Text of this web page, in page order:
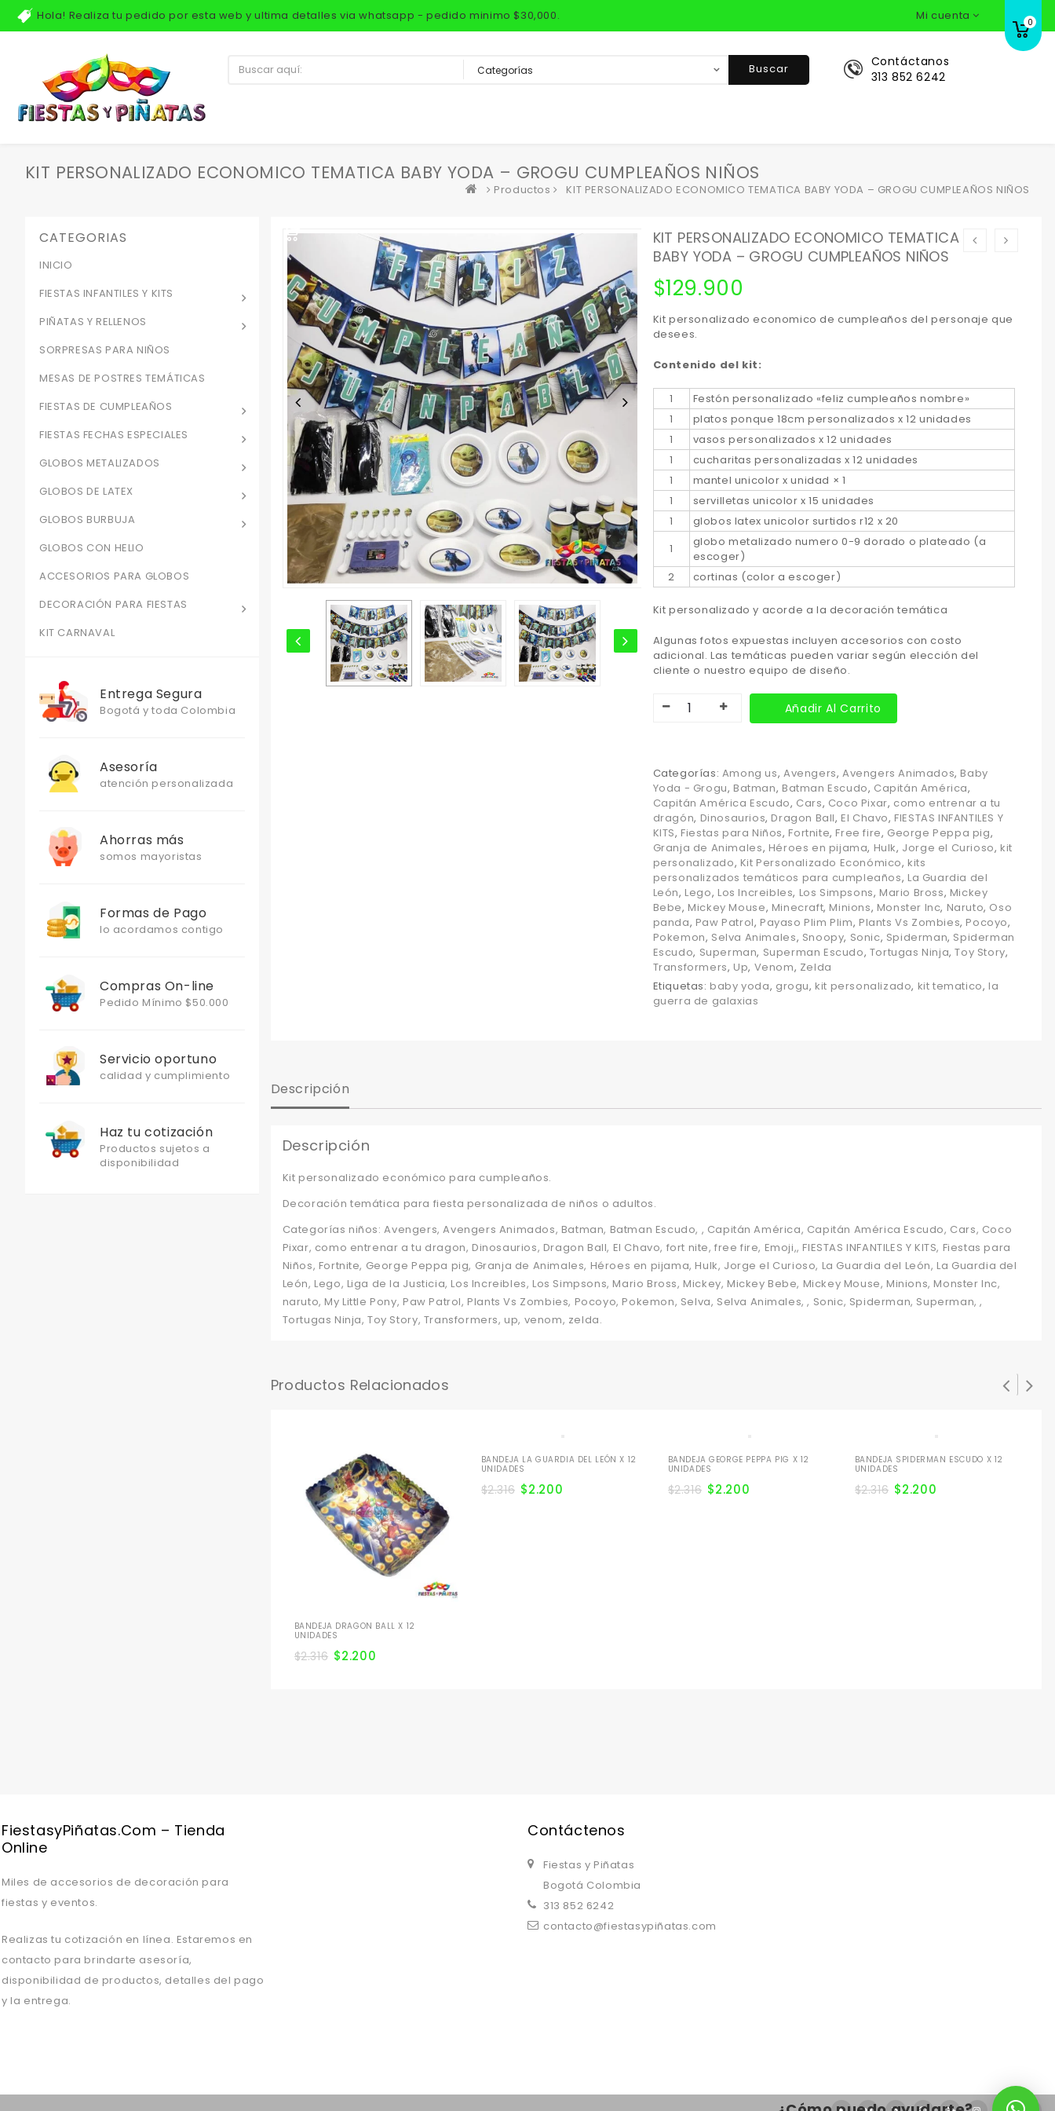
Hola! Realiza tu pedido por esta web y ultima detalles via whatsapp - pedido minimo $30,000. Mi cuenta 0
Contáctanos
313 852 6242
Buscar
KIT PERSONALIZADO ECONOMICO TEMATICA BABY YODA – GROGU CUMPLEAÑOS NIÑOS
Productos KIT PERSONALIZADO ECONOMICO TEMATICA BABY YODA – GROGU CUMPLEAÑOS NIÑOS
KIT PERSONALIZADO ECONOMICO TEMATICA
BABY YODA – GROGU CUMPLEAÑOS NIÑOS
$129.900
Kit personalizado economico de cumpleaños del personaje que
desees.
Contenido del kit:
1
Festón personalizado «feliz cumpleaños nombre»
1
platos ponque 18cm personalizados x 12 unidades
1
vasos personalizados x 12 unidades
1
cucharitas personalizadas x 12 unidades
1
mantel unicolor x unidad × 1
1
servilletas unicolor x 15 unidades
1
globos latex unicolor surtidos r12 x 20
1
globo metalizado numero 0-9 dorado o plateado (a
escoger)
2
cortinas (color a escoger)
Kit personalizado y acorde a la decoración temática
Algunas fotos expuestas incluyen accesorios con costo
adicional. Las temáticas pueden variar según elección del
cliente o nuestro equipo de diseño.
Añadir Al Carrito
Categorías: Among us, Avengers, Avengers Animados, Baby
Yoda - Grogu, Batman, Batman Escudo, Capitán América,
Capitán América Escudo, Cars, Coco Pixar, como entrenar a tu
dragón, Dinosaurios, Dragon Ball, El Chavo, FIESTAS INFANTILES Y
KITS, Fiestas para Niños, Fortnite, Free fire, George Peppa pig,
Granja de Animales, Héroes en pijama, Hulk, Jorge el Curioso, kit
personalizado, Kit Personalizado Económico, kits
personalizados temáticos para cumpleaños, La Guardia del
León, Lego, Los Increibles, Los Simpsons, Mario Bross, Mickey
Bebe, Mickey Mouse, Minecraft, Minions, Monster Inc, Naruto, Oso
panda, Paw Patrol, Payaso Plim Plim, Plants Vs Zombies, Pocoyo,
Pokemon, Selva Animales, Snoopy, Sonic, Spiderman, Spiderman
Escudo, Superman, Superman Escudo, Tortugas Ninja,Toy Story,
Transformers, Up, Venom, Zelda
Etiquetas: baby yoda, grogu, kit personalizado, kit tematico, la
guerra de galaxias
Descripción
Descripción
Kit personalizado económico para cumpleaños.
Decoración temática para fiesta personalizada de niños o adultos.
Categorías niños: Avengers, Avengers Animados, Batman, Batman Escudo, , Capitán América, Capitán América Escudo, Cars, Coco
Pixar, como entrenar a tu dragon, Dinosaurios, Dragon Ball, El Chavo, fort nite, free fire, Emoji,, FIESTAS INFANTILES Y KITS, Fiestas para
Niños, Fortnite, George Peppa pig, Granja de Animales, Héroes en pijama, Hulk, Jorge el Curioso, La Guardia del León, La Guardia del
León, Lego, Liga de la Justicia, Los Increibles, Los Simpsons, Mario Bross, Mickey, Mickey Bebe, Mickey Mouse, Minions, Monster Inc,
naruto, My Little Pony, Paw Patrol, Plants Vs Zombies, Pocoyo, Pokemon, Selva, Selva Animales, , Sonic, Spiderman, Superman, ,
Tortugas Ninja, Toy Story, Transformers, up, venom, zelda.
Productos Relacionados
BANDEJA DRAGON BALL X 12
UNIDADES
$2.316 $2.200
BANDEJA LA GUARDIA DEL LEÓN X 12
UNIDADES
$2.316 $2.200
BANDEJA GEORGE PEPPA PIG X 12
UNIDADES
$2.316 $2.200
BANDEJA SPIDERMAN ESCUDO X 12
UNIDADES
$2.316 $2.200
CATEGORIAS
INICIO
FIESTAS INFANTILES Y KITS
PIÑATAS Y RELLENOS
SORPRESAS PARA NIÑOS
MESAS DE POSTRES TEMÁTICAS
FIESTAS DE CUMPLEAÑOS
FIESTAS FECHAS ESPECIALES
GLOBOS METALIZADOS
GLOBOS DE LATEX
GLOBOS BURBUJA
GLOBOS CON HELIO
ACCESORIOS PARA GLOBOS
DECORACIÓN PARA FIESTAS
KIT CARNAVAL
Entrega Segura
Bogotá y toda Colombia
Asesoría
atención personalizada
Ahorras más
somos mayoristas
Formas de Pago
lo acordamos contigo
Compras On-line
Pedido Mínimo $50.000
Servicio oportuno
calidad y cumplimiento
Haz tu cotización
Productos sujetos a
disponibilidad
FiestasyPiñatas.com – Tienda
Online
Miles de accesorios de decoración para
fiestas y eventos.
Realizas tu cotización en línea. Estaremos en
contacto para brindarte asesoría,
disponibilidad de productos, detalles del pago
y la entrega.
Contáctenos
Fiestas y Piñatas
Bogotá Colombia
313 852 6242
contacto@fiestasypiñatas.com